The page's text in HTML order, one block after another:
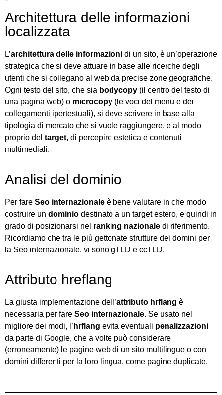
Architettura delle informazioni
localizzata
L’architettura delle informazioni di un sito, è un’operazione
strategica che si deve attuare in base alle ricerche degli
utenti che si collegano al web da precise zone geografiche.
Ogni testo del sito, che sia bodycopy (il centro del testo di
una pagina web) o microcopy (le voci del menu e dei
collegamenti ipertestuali), si deve scrivere in base alla
tipologia di mercato che si vuole raggiungere, e al modo
proprio del target, di percepire estetica e contenuti
multimediali.
Analisi del dominio
Per fare Seo internazionale è bene valutare in che modo
costruire un dominio destinato a un target estero, e quindi in
grado di posizionarsi nel ranking nazionale di riferimento.
Ricordiamo che tra le più gettonate strutture dei domini per
la Seo internazionale, vi sono gTLD e ccTLD.
Attributo hreflang
La giusta implementazione dell’attributo hrflang è
necessaria per fare Seo internazionale. Se usato nel
migliore dei modi, l’ hrflang evita eventuali penalizzazioni
da parte di Google, che a volte può considerare
(erroneamente) le pagine web di un sito multilingue o con
domini differenti per la loro lingua, come pagine duplicate.